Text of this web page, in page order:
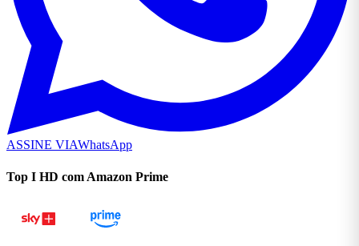
ASSINE VIAWhatsApp
Top I HD com Amazon Prime